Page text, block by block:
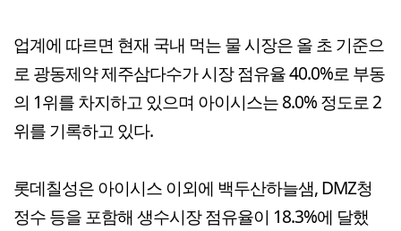
업계에 따르면 현재 국내 먹는 물 시장은 올 초 기준으
로 광동제약 제주삼다수가 시장 점유율 40.0%로 부동
의 1위를 차지하고 있으며 아이시스는 8.0% 정도로 2
위를 기록하고 있다.
롯데칠성은 아이시스 이외에 백두산하늘샘, DMZ청
정수 등을 포함해 생수시장 점유율이 18.3%에 달했